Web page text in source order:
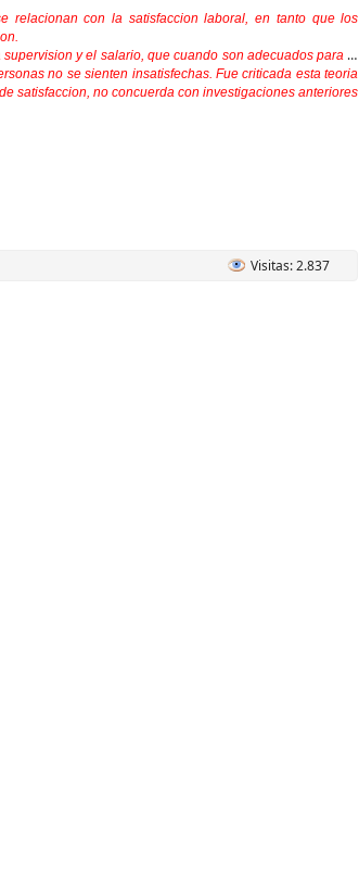
relacionan con la satisfaccion laboral, en tanto que los
y el salario, que cuando son adecuados para el
no se sienten insatisfechas. Fue criticada esta teoria
satisfaccion, no concuerda con investigaciones anteriores
Visitas: 2.837